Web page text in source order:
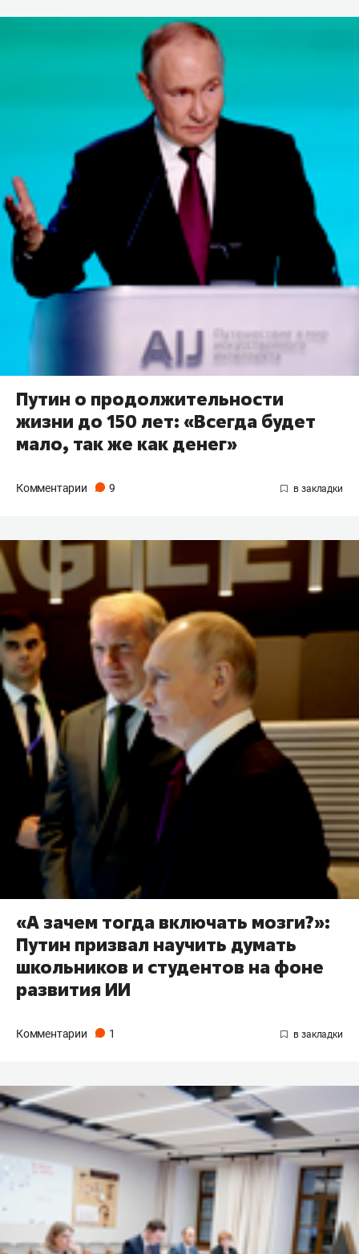
Путин о продолжительности
жизни до 150 лет: «Всегда будет
мало, так же как денег»
Комментарии 9
«А зачем тогда включать мозги?»:
Путин призвал научить думать
школьников и студентов на фоне
развития ИИ
Комментарии 1